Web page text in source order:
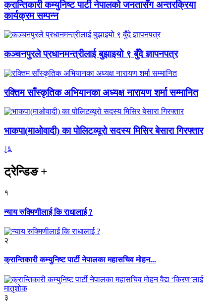
क्रान्तिकारी कम्युनिष्ट पार्टी नेपालको जनतासँग अन्तरक्रिया
कार्यक्रम सम्पन्न
कञ्चनपुरले प्रधानमन्त्रीलाई बुझाइयो ९ बुँदे ज्ञापनपत्र
रक्तिम साँस्कृतिक अभियानका अध्यक्ष नारायण शर्मा सम्मानित
भाकपा(माओवादी) का पोलिटव्यूरो सदस्य मिसिर बेसारा गिरफ्तार
ट्रेन्डिङ+
१
न्याय रुक्मिणीलाई कि राधालाई ?
२
क्रान्तिकारी कम्युनिष्ट पार्टी नेपालका महासचिव मोहन...
३